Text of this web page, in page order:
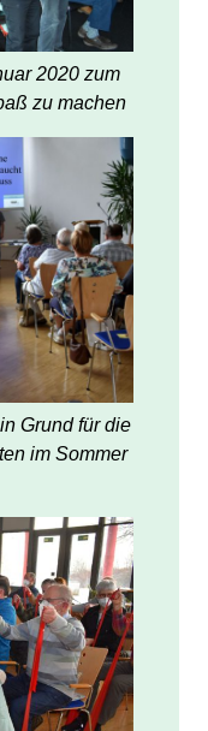
2020 zum
zu machen
Grund für die
im Sommer